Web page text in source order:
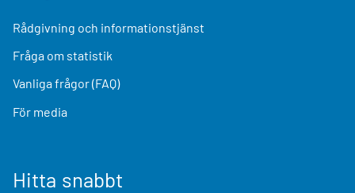
Rådgivning och informationstjänst
Fråga om statistik
Vanliga frågor (FAQ)
För media
Hitta snabbt